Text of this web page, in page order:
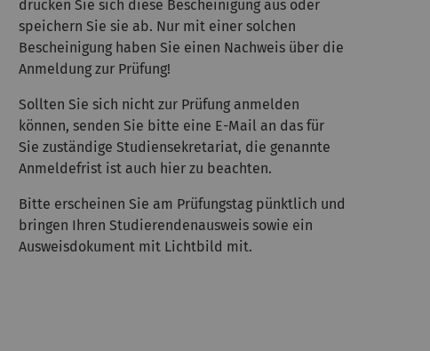
drucken Sie sich diese Bescheinigung aus oder
speichern Sie sie ab. Nur mit einer solchen
Bescheinigung haben Sie einen Nachweis über die
Anmeldung zur Prüfung!
Sollten Sie sich nicht zur Prüfung anmelden
können, senden Sie bitte eine E-Mail an das für
Sie zuständige Studiensekretariat, die genannte
Anmeldefrist ist auch hier zu beachten.
Bitte erscheinen Sie am Prüfungstag pünktlich und
bringen Ihren Studierendenausweis sowie ein
Ausweisdokument mit Lichtbild mit.